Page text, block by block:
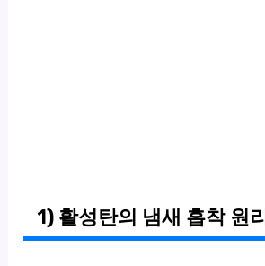
1) 활성탄의 냄새 흡착 원리